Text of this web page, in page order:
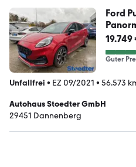
Ford
19.749
Guter
Unfallfrei • EZ 09/2021 • 56.573
Autohaus Stoedter GmbH
29451 Dannenberg